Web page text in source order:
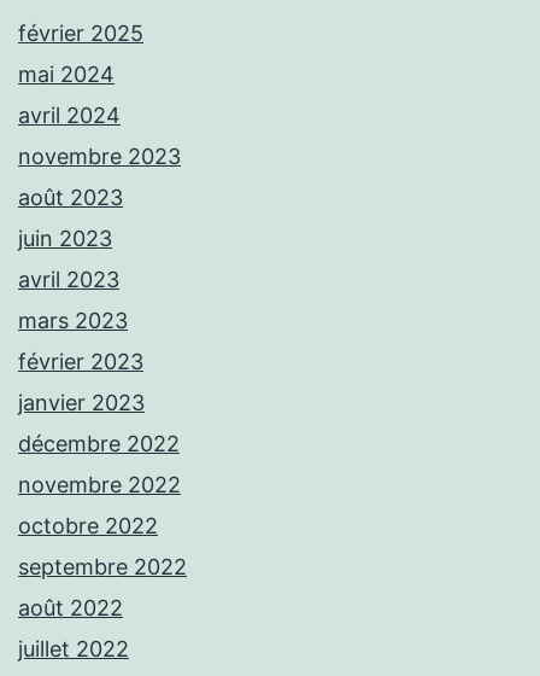
février 2025
mai 2024
avril 2024
novembre 2023
août 2023
juin 2023
avril 2023
mars 2023
février 2023
janvier 2023
décembre 2022
novembre 2022
octobre 2022
septembre 2022
août 2022
juillet 2022